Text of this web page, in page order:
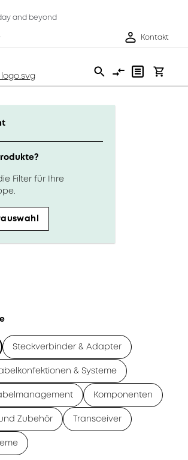
and beyond
Kontakt
Filter für Ihre
Steckverbinder & Adapter
& Systeme
Komponenten
Zubehör Transceiver